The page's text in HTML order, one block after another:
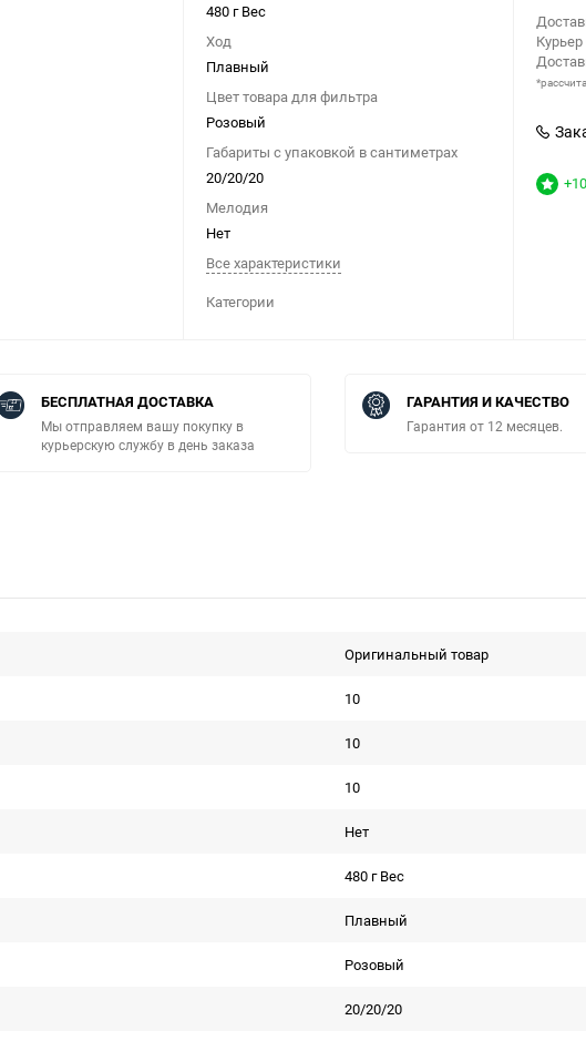
480 г Вес
Ход
Плавный
Цвет товара для фильтра
Розовый
Габариты с упаковкой в сантиметрах
20/20/20
Мелодия
Нет
Все характеристики
Категории
БЕСПЛАТНАЯ ДОСТАВКА
Мы отправляем вашу покупку в
курьерскую службу в день заказа
ГАРАНТИЯ И КАЧЕСТВО
Гарантия от 12 месяцев.
Оригинальный товар
10
10
10
Нет
480 г Вес
Плавный
Розовый
20/20/20